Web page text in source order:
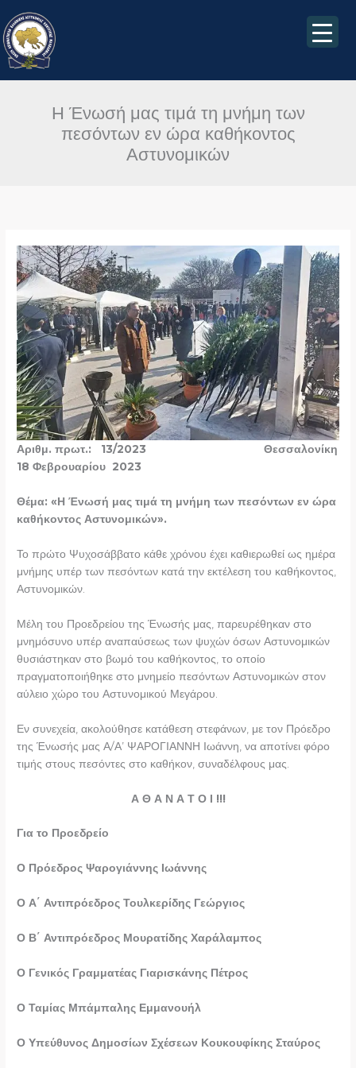
στο
περιεχόμενο
Η Ένωσή μας τιμά τη μνήμη των
πεσόντων εν ώρα καθήκοντος
Αστυνομικών
Αριθμ. πρωτ.: 13/2023 Θεσσαλονίκη
18 Φεβρουαρίου 2023
Θέμα: «Η Ένωσή μας τιμά τη μνήμη των πεσόντων εν ώρα
καθήκοντος Αστυνομικών».
Το πρώτο Ψυχοσάββατο κάθε χρόνου έχει καθιερωθεί ως ημέρα
μνήμης υπέρ των πεσόντων κατά την εκτέλεση του καθήκοντος,
Αστυνομικών.
Μέλη του Προεδρείου της Ένωσής μας, παρευρέθηκαν στο
μνημόσυνο υπέρ αναπαύσεως των ψυχών όσων Αστυνομικών
θυσιάστηκαν στο βωμό του καθήκοντος, το οποίο
πραγματοποιήθηκε στο μνημείο πεσόντων Αστυνομικών στον
αύλειο χώρο του Αστυνομικού Μεγάρου.
Εν συνεχεία, ακολούθησε κατάθεση στεφάνων, με τον Πρόεδρο
της Ένωσής μας Α/Α’ ΨΑΡΟΓΙΑΝΝΗ Ιωάννη, να αποτίνει φόρο
τιμής στους πεσόντες στο καθήκον, συναδέλφους μας.
Α Θ Α Ν Α Τ Ο Ι !!!
Για το Προεδρείο
Ο Πρόεδρος Ψαρογιάννης Ιωάννης
Ο Α΄ Αντιπρόεδρος Τουλκερίδης Γεώργιος
Ο Β΄ Αντιπρόεδρος Μουρατίδης Χαράλαμπος
Ο Γενικός Γραμματέας Γιαρισκάνης Πέτρος
Ο Ταμίας Μπάμπαλης Εμμανουήλ
Ο Υπεύθυνος Δημοσίων Σχέσεων Κουκουφίκης Σταύρος